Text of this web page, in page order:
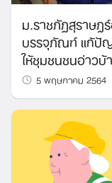
ม.ราชภัฏสุราษ
บรรจุภัณฑ์ แก้ปัญ
ให้ชุมชนชนอ่าว
5 พฤษภาคม 2564